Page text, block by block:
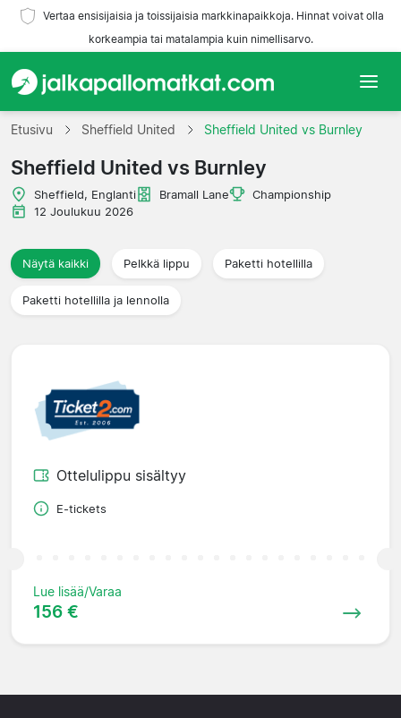
Vertaa ensisijaisia ja toissijaisia markkinapaikkoja. Hinnat voivat olla
korkeampia tai matalampia kuin nimellisarvo.
Etusivu
Joukkueet
Liigat
Matkatoimistoja
Etusivu Sheffield United Sheffield United vs Burnley
Sheffield United vs Burnley
Sheffield, Englanti Bramall Lane
Championship
12 Joulukuu 2026
Näytä kaikki Pelkkä lippu Paketti hotellilla
Paketti hotellilla ja lennolla
Ottelulippu sisältyy
E-tickets
Lue lisää/Varaa
156 €